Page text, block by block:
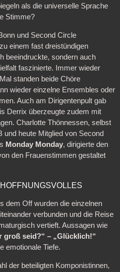
als die universelle Sprache
Stimme?
und Second Circle
einem fast dreistündigen
beeindruckte, sondern auch
faszinierte. Immer wieder
standen beide Chöre
wieder einzelne Ensembles oder
Auch am Dirigentenpult gab
Derrix überzeugte zudem mit
Charlotte Thönnessen, selbst
heute Mitglied von Second
Monday Monday, dirigierte den
den Frauenstimmen gestaltet
dem Off wurden die einzelnen
verbunden und die Reise
vertieft. Aussagen wie
groß seid?“ – „Glücklich!“
emotionale Tiefe.
der beteiligten Komponistinnen,